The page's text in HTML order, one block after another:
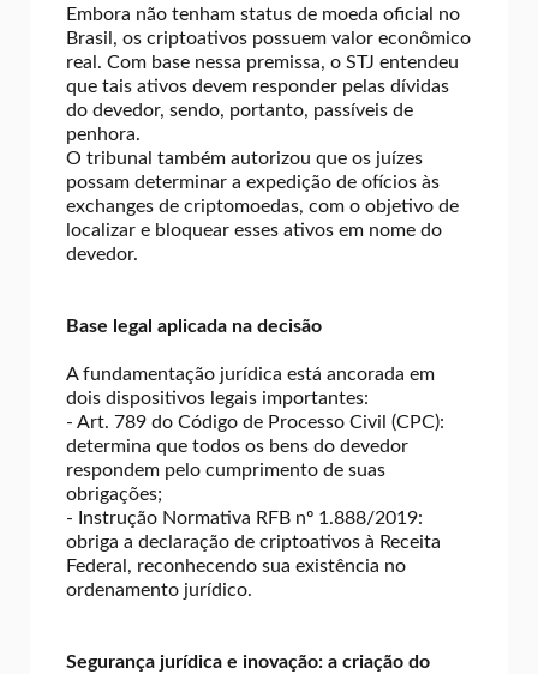
Embora não tenham status de moeda oficial no
Brasil, os criptoativos possuem valor econômico
real. Com base nessa premissa, o STJ entendeu
que tais ativos devem responder pelas dívidas
do devedor, sendo, portanto, passíveis de
penhora.
O tribunal também autorizou que os juízes
possam determinar a expedição de ofícios às
exchanges de criptomoedas, com o objetivo de
localizar e bloquear esses ativos em nome do
devedor.
Base legal aplicada na decisão
A fundamentação jurídica está ancorada em
dois dispositivos legais importantes:
- Art. 789 do Código de Processo Civil (CPC):
determina que todos os bens do devedor
respondem pelo cumprimento de suas
obrigações;
- Instrução Normativa RFB nº 1.888/2019:
obriga a declaração de criptoativos à Receita
Federal, reconhecendo sua existência no
ordenamento jurídico.
Segurança jurídica e inovação: a criação do